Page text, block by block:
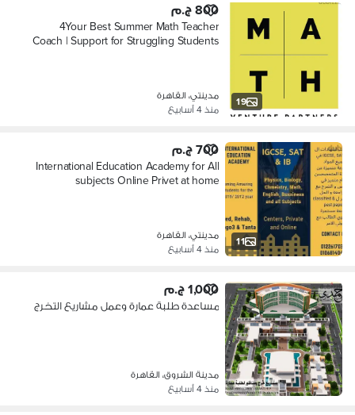
19
800 ج.م
4Your Best Summer Math Teacher
Coach | Support for Struggling Students
مدينتي، القاهرة
منذ 4 أسابيع
11
700 ج.م
International Education Academy for All
subjects Online Privet at home
مدينتي، القاهرة
منذ 4 أسابيع
1,000 ج.م
مساعدة طلبة عمارة وعمل مشاريع التخرج
مدينة الشروق، القاهرة
منذ 4 أسابيع